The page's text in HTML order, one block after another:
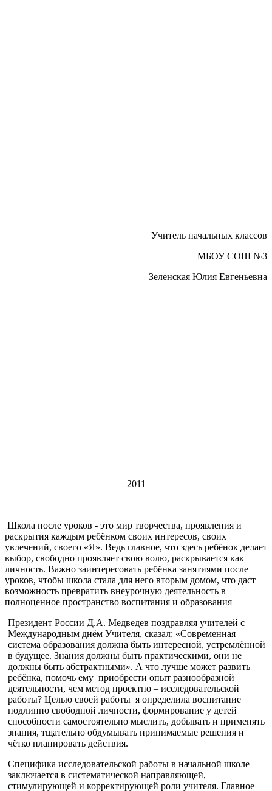
Учитель начальных классов
МБОУ СОШ №3
Зеленская Юлия Евгеньевна
2011
Школа после уроков - это мир творчества, проявления и
раскрытия каждым ребёнком своих интересов, своих
увлечений, своего «Я». Ведь главное, что здесь ребёнок делает
выбор, свободно проявляет свою волю, раскрывается как
личность. Важно заинтересовать ребёнка занятиями после
уроков, чтобы школа стала для него вторым домом, что даст
возможность превратить внеурочную деятельность в
полноценное пространство воспитания и образования
Президент России Д.А. Медведев поздравляя учителей с
Международным днём Учителя, сказал: «Современная
система образования должна быть интересной, устремлённой
в будущее. Знания должны быть практическими, они не
должны быть абстрактными». А что лучше может развить
ребёнка, помочь ему приобрести опыт разнообразной
деятельности, чем метод проектно – исследовательской
работы? Целью своей работы я определила воспитание
подлинно свободной личности, формирование у детей
способности самостоятельно мыслить, добывать и применять
знания, тщательно обдумывать принимаемые решения и
чётко планировать действия.
Специфика исследовательской работы в начальной школе
заключается в систематической направляющей,
стимулирующей и корректирующей роли учителя. Главное